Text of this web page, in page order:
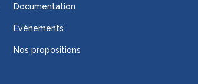
Documentation
Évènements
Nos propositions